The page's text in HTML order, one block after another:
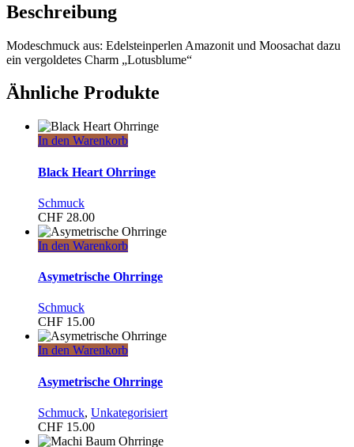
Beschreibung
Modeschmuck aus: Edelsteinperlen Amazonit und Moosachat dazu
ein vergoldetes Charm „Lotusblume“
Ähnliche Produkte
In den Warenkorb
Black Heart Ohrringe
Schmuck
CHF 28.00
In den Warenkorb
Asymetrische Ohrringe
Schmuck
CHF 15.00
In den Warenkorb
Asymetrische Ohrringe
Schmuck, Unkategorisiert
CHF 15.00